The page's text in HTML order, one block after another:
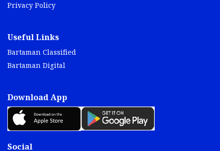
Privacy Policy
Useful Links
Bartaman Classified
Bartaman Digital
Download App
Social